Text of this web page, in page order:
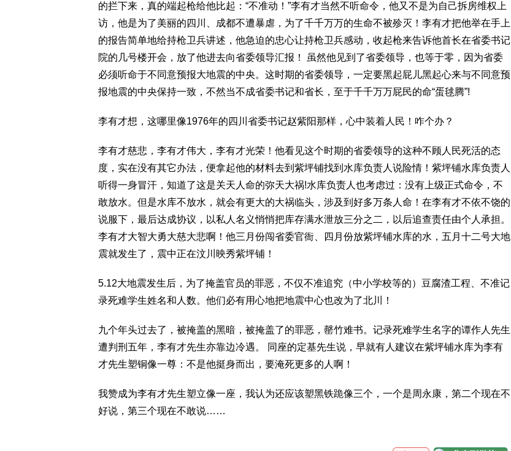
的拦下来，真的端起枪给他比起：“不准动！”李有才当然不听命令，他又不是为自己拆房维权上
访，他是为了美丽的四川、成都不遭暴虐，为了千千万万的生命不被殄灭！李有才把他举在手上
的报告简单地给持枪卫兵讲述，他急迫的忠心让持枪卫兵感动，收起枪来告诉他首长在省委书记
院的几号楼开会，放了他进去向省委领导汇报！ 虽然他见到了省委领导，也等于零，因为省委
必须听命于不同意预报大地震的中央。这时期的省委领导，一定要黑起屁儿黑起心来与不同意预
报地震的中央保持一致，不然当不成省委书记和省长，至于千千万万屁民的命“蛋毬腾”!
李有才想，这哪里像1976年的四川省委书记赵紫阳那样，心中装着人民！咋个办？
李有才慈悲，李有才伟大，李有才光荣！他看见这个时期的省委领导的这种不顾人民死活的态
度，实在没有其它办法，便拿起他的材料去到紫坪铺找到水库负责人说险情！紫坪铺水库负责人
听得一身冒汗，知道了这是关天人命的弥天大祸!水库负责人也考虑过：没有上级正式命令，不
敢放水。但是水库不放水，就会有更大的大祸临头，涉及到好多万条人命！在李有才不依不饶的
说服下，最后达成协议，以私人名义悄悄把库存满水泄放三分之二，以后追查责任由个人承担。
李有才大智大勇大慈大悲啊！他三月份闯省委官衙、四月份放紫坪铺水库的水，五月十二号大地
震就发生了，震中正在汶川映秀紫坪铺！
5.12大地震发生后，为了掩盖官员的罪恶，不仅不准追究（中小学校等的）豆腐渣工程、不准记
录死难学生姓名和人数。他们必有用心地把地震中心也改为了北川！
九个年头过去了，被掩盖的黑暗，被掩盖了的罪恶，罄竹难书。记录死难学生名字的谭作人先生
遭判刑五年，李有才先生亦靠边冷遇。 同座的定基先生说，早就有人建议在紫坪铺水库为李有
才先生塑铜像一尊：不是他挺身而出，要淹死更多的人啊！
我赞成为李有才先生塑立像一座，我认为还应该塑黑铁跪像三个，一个是周永康，第二个现在不
好说，第三个现在不敢说……